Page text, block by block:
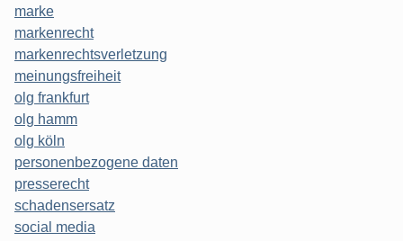
marke
markenrecht
markenrechtsverletzung
meinungsfreiheit
olg frankfurt
olg hamm
olg köln
personenbezogene daten
presserecht
schadensersatz
social media